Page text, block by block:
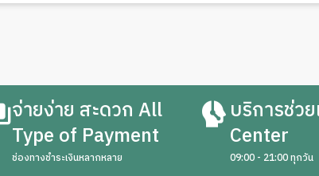
จ่ายง่าย สะดวก All
Type of Payment
ช่องทางชำระเงินหลากหลาย
บริการช่ว
Center
09:00 - 21:00 ทุกวัน